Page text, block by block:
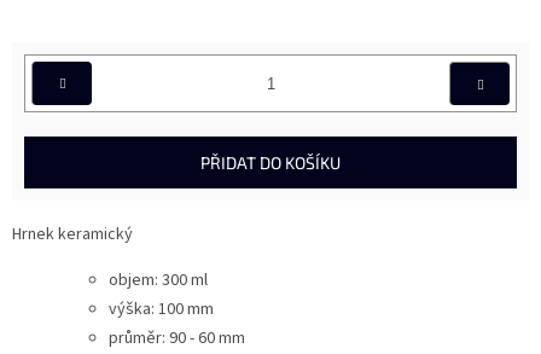
PŘIDAT DO KOŠÍKU
Hrnek keramický
objem: 300 ml
výška: 100 mm
průměr: 90 - 60 mm